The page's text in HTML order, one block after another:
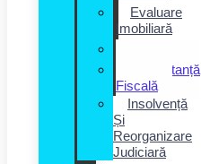
Evaluare
Imobiliară
Consultanță
Fiscală
Insolvență
Și
Reorganizare
Judiciară